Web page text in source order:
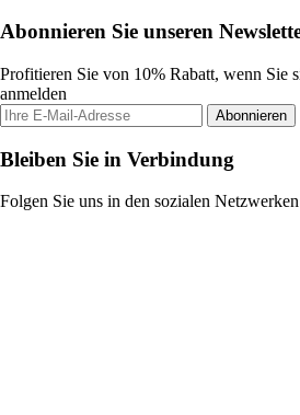
Abonnieren Sie unseren
Profitieren Sie von 10% Rabatt, wenn Sie
anmelden
Abonnieren
Bleiben Sie in Verbindung
Folgen Sie uns in den sozialen Netzwerken